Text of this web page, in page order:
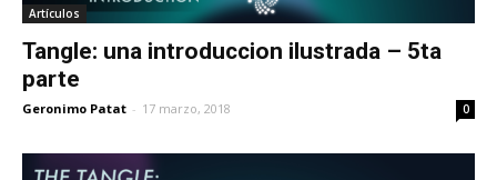
Artículos
Tangle: una introduccion ilustrada – 5ta
parte
Geronimo Patat - 17 marzo, 2018 0